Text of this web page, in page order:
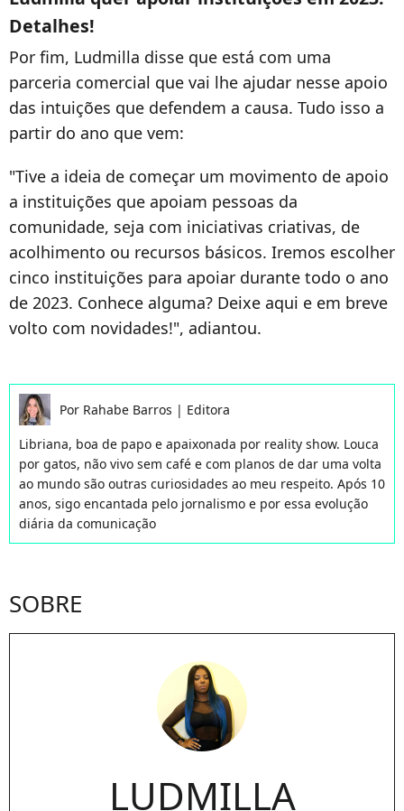
Detalhes!
Por fim, Ludmilla disse que está com uma
parceria comercial que vai lhe ajudar nesse apoio
das intuições que defendem a causa. Tudo isso a
partir do ano que vem:
"Tive a ideia de começar um movimento de apoio
a instituições que apoiam pessoas da
comunidade, seja com iniciativas criativas, de
acolhimento ou recursos básicos. Iremos escolher
cinco instituições para apoiar durante todo o ano
de 2023. Conhece alguma? Deixe aqui e em breve
volto com novidades!", adiantou.
Por Rahabe Barros | Editora
Libriana, boa de papo e apaixonada por reality show. Louca
por gatos, não vivo sem café e com planos de dar uma volta
ao mundo são outras curiosidades ao meu respeito. Após 10
anos, sigo encantada pelo jornalismo e por essa evolução
diária da comunicação
SOBRE
LUDMILLA